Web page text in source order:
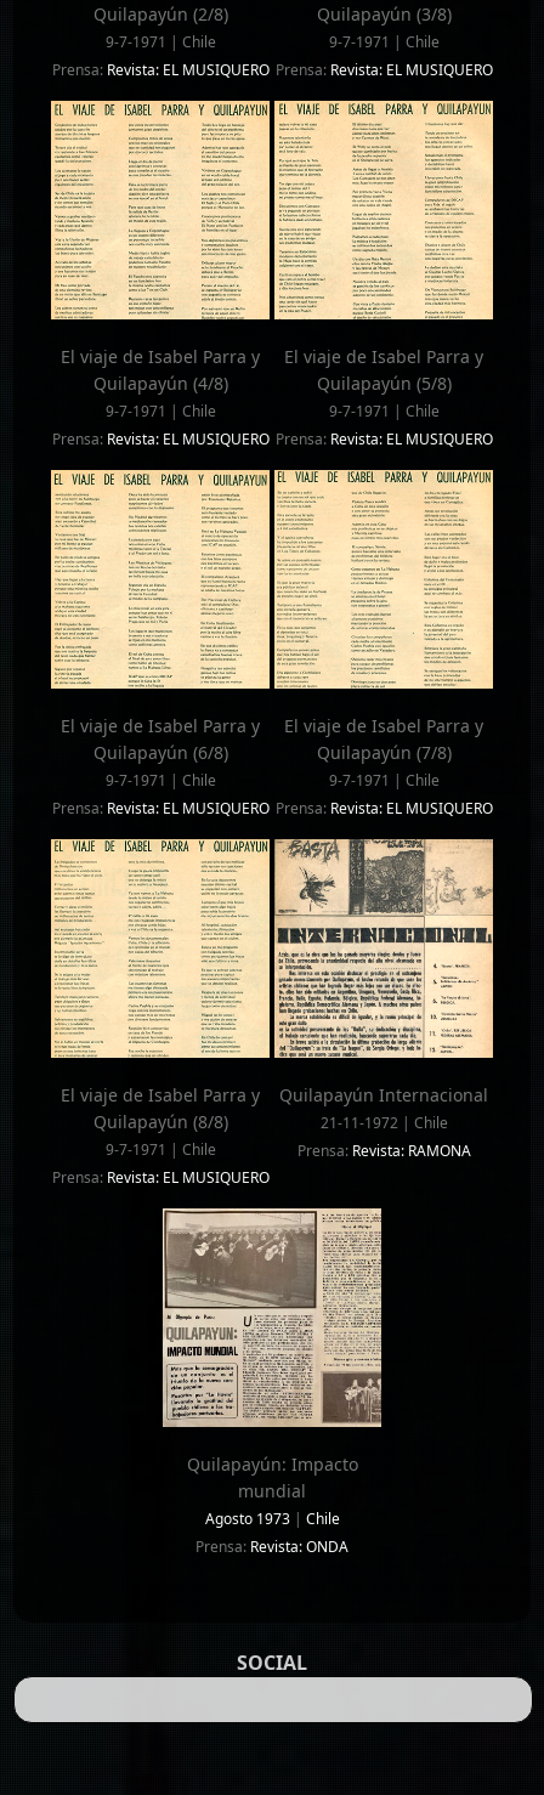
Quilapayún (2/8)
9-7-1971 | Chile
Prensa: Revista: EL MUSIQUERO
Quilapayún (3/8)
9-7-1971 | Chile
Prensa: Revista: EL MUSIQUERO
El viaje de Isabel Parra y
Quilapayún (4/8)
9-7-1971 | Chile
Prensa: Revista: EL MUSIQUERO
El viaje de Isabel Parra y
Quilapayún (5/8)
9-7-1971 | Chile
Prensa: Revista: EL MUSIQUERO
El viaje de Isabel Parra y
Quilapayún (6/8)
9-7-1971 | Chile
Prensa: Revista: EL MUSIQUERO
El viaje de Isabel Parra y
Quilapayún (7/8)
9-7-1971 | Chile
Prensa: Revista: EL MUSIQUERO
El viaje de Isabel Parra y
Quilapayún (8/8)
9-7-1971 | Chile
Prensa: Revista: EL MUSIQUERO
Quilapayún Internacional
21-11-1972 | Chile
Prensa: Revista: RAMONA
Quilapayún: Impacto
mundial
Agosto 1973| Chile
Prensa: Revista: ONDA
SOCIAL